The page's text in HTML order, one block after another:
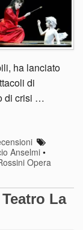
ha lanciato
di
di crisi …
Anselmi •
Opera
La